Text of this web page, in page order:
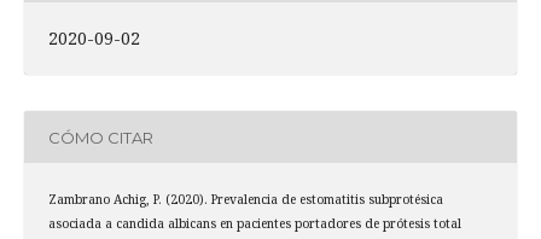
2020-09-02
CÓMO CITAR
Zambrano Achig, P. (2020). Prevalencia de estomatitis subprotésica
asociada a candida albicans en pacientes portadores de prótesis total